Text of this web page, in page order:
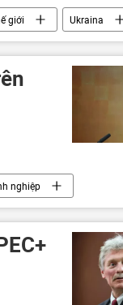
giới
Ukraina
nghiệp